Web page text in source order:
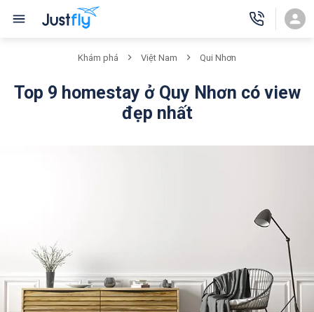
Khám phá Việt Nam Qui Nhơn
Top 9 homestay ở Quy Nhơn có view
đẹp nhất